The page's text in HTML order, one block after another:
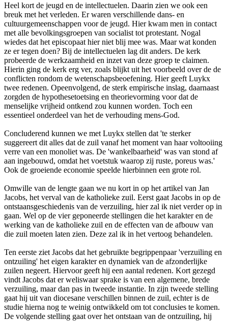
Heel kort de jeugd en de intellectuelen. Daarin zien we ook een
breuk met het verleden. Er waren verschillende dans- en
cultuurgemeenschappen voor de jeugd. Hier kwam men in contact
met alle bevolkingsgroepen van socialist tot protestant. Nogal
wiedes dat het episcopaat hier niet blij mee was. Maar wat konden
ze er tegen doen? Bij de intellectuelen lag dit anders. De kerk
probeerde de werkzaamheid en inzet van deze groep te claimen.
Hierin ging de kerk erg ver, zoals blijkt uit het voorbeeld over de de
conflicten rondom de wetenschapsbeoefening. Hier geeft Luykx
twee redenen. Opeenvolgend, de sterk empirische inslag, daarnaast
zorgden de hypothesetoetsing en theorievorming voor dat de
menselijke vrijheid ontkend zou kunnen worden. Toch een
essentieel onderdeel van het de verhouding mens-God.
Concluderend kunnen we met Luykx stellen dat 'te sterker
suggereert dit alles dat de zuil vanaf het moment van haar voltooiing
verre van een monoliet was. De 'wankelbaarheid' was van stond af
aan ingebouwd, omdat het voetstuk waarop zij ruste, poreus was.'
Ook de groeiende economie speelde hierbinnen een grote rol.
Omwille van de lengte gaan we nu kort in op het artikel van Jan
Jacobs, het verval van de katholieke zuil. Eerst gaat Jacobs in op de
ontstaansgeschiedenis van de verzuiling, hier zal ik niet verder op in
gaan. Wel op de vier geponeerde stellingen die het karakter en de
werking van de katholieke zuil en de effecten van de afbouw van
die zuil moeten laten zien. Deze zal ik in het vertoog behandelen.
Ten eerste ziet Jacobs dat het gebruikte begrippenpaar 'verzuiling en
ontzuiling' het eigen karakter en dynamiek van de afzonderlijke
zuilen negeert. Hiervoor geeft hij een aantal redenen. Kort gezegd
vindt Jacobs dat er weliswaar sprake is van een algemene, brede
verzuiling, maar dan pas in tweede instantie. In zijn tweede stelling
gaat hij uit van diocesane verschillen binnen de zuil, echter is de
studie hierna nog te weinig ontwikkeld om tot conclusies te komen.
De volgende stelling gaat over het ontstaan van de ontzuiling, hij